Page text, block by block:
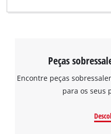
Peças
Encontre peças
para os seus